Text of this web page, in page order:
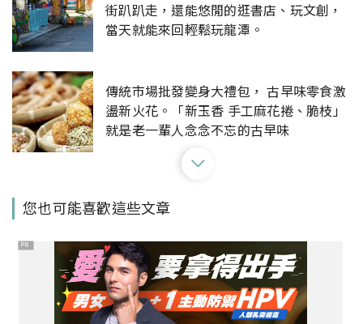
街趴趴走，還能悠閒的逛書店、玩文創，
當天就能來回輕鬆玩龍潭。
傳統市場批發變身大禮包， 古早味零食激
盪新火花。「新玉香 手工麻花捲、脆枝」
就是老一輩人念念不忘的古早味
來「斗六老街區」的文化底蘊與重生這麼
您也可能喜歡這些文章
PR